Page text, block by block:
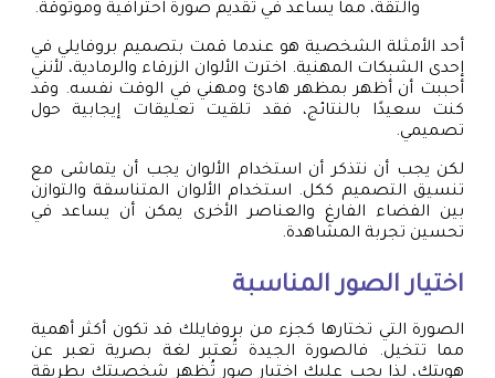
والثقة، مما يساعد في تقديم صورة احترافية وموثوقة.
أحد الأمثلة الشخصية هو عندما قمت بتصميم بروفايلي في
إحدى الشبكات المهنية. اخترت الألوان الزرقاء والرمادية، لأنني
أحببت أن أظهر بمظهر هادئ ومهني في الوقت نفسه. وقد
كنت سعيدًا بالنتائج، فقد تلقيت تعليقات إيجابية حول
تصميمي.
لكن يجب أن نتذكر أن استخدام الألوان يجب أن يتماشى مع
تنسيق التصميم ككل. استخدام الألوان المتناسقة والتوازن
بين الفضاء الفارغ والعناصر الأخرى يمكن أن يساعد في
تحسين تجربة المشاهدة.
اختيار الصور المناسبة
الصورة التي تختارها كجزء من بروفايلك قد تكون أكثر أهمية
مما تتخيل. فالصورة الجيدة تُعتبر لغة بصرية تعبر عن
هويتك، لذا يجب عليك اختيار صور تُظهر شخصيتك بطريقة